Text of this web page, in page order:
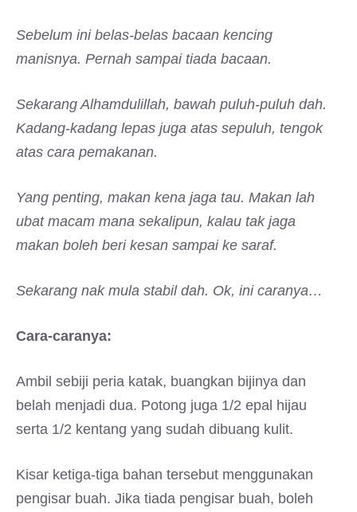
Sebelum ini belas-belas bacaan kencing
manisnya. Pernah sampai tiada bacaan.
Sekarang Alhamdulillah, bawah puluh-puluh dah.
Kadang-kadang lepas juga atas sepuluh, tengok
atas cara pemakanan.
Yang penting, makan kena jaga tau. Makan lah
ubat macam mana sekalipun, kalau tak jaga
makan boleh beri kesan sampai ke saraf.
Sekarang nak mula stabil dah. Ok, ini caranya…
Cara-caranya:
Ambil sebiji peria katak, buangkan bijinya dan
belah menjadi dua. Potong juga 1/2 epal hijau
serta 1/2 kentang yang sudah dibuang kulit.
Kisar ketiga-tiga bahan tersebut menggunakan
pengisar buah. Jika tiada pengisar buah, boleh